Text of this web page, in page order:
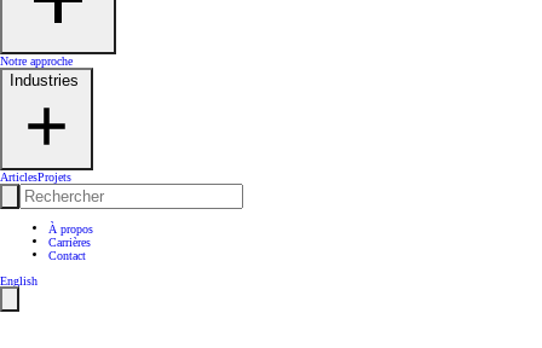
Notre approche
Industries
ArticlesProjets
À propos
Carrières
Contact
English